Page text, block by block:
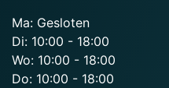
Ma: Gesloten
Di: 10:00 - 18:00
Wo: 10:00 - 18:00
Do: 10:00 - 18:00